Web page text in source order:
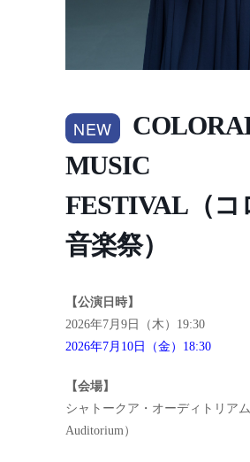
NEW
MUSIC
FESTIVAL（コ
音楽祭）
【公演日時】
2026年7月9日（木）19:30
2026年7月10日（金）18:30
【会場】
シャトークア・オーディトリアム
Auditorium）